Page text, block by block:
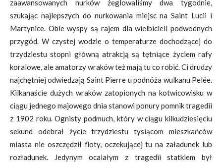
zaawansowanych nurków żeglowaliśmy dwa tygodnie,
szukając najlepszych do nurkowania miejsc na Saint Lucii i
Martynice. Obie wyspy są rajem dla wielbicieli podwodnych
przygód. W czystej wodzie o temperaturze dochodzącej do
trzydziestu stopni główną atrakcją są tętniące życiem rafy
koralowe, ale amatorzy wraków też mają tu co robić. Ci drudzy
najchętniej odwiedzają Saint Pierre u podnóża wulkanu Pelée.
Kilkanaście dużych wraków zatopionych na kotwicowisku w
ciągu jednego majowego dnia stanowi ponury pomnik tragedii
z 1902 roku. Ognisty podmuch, który w ciągu kilkudziesięciu
sekund odebrał życie trzydziestu tysiącom mieszkańców
miasta nie oszczędził floty, oczekującej tu na załadunek lub
rozładunek. Jedynym ocalałym z tragedii statkiem był